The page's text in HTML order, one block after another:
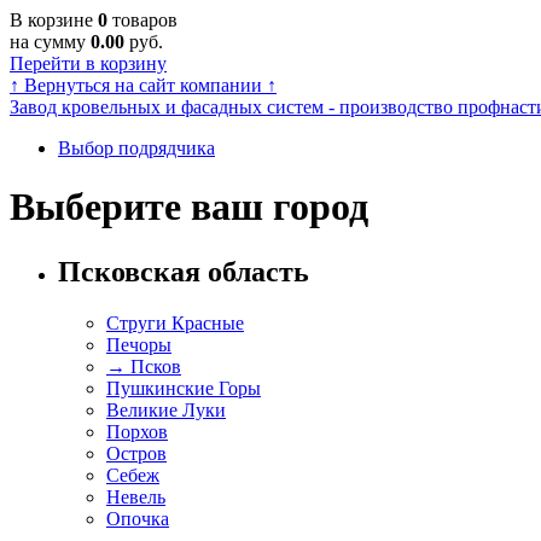
В корзине 0 товаров
на сумму 0.00 руб.
Перейти в корзину
↑ Вернуться на сайт компании ↑
Завод кровельных и фасадных систем - производство
Выбор подрядчика
Выберите ваш город
Псковская область
Струги Красные
Печоры
→ Псков
Пушкинские Горы
Великие Луки
Порхов
Остров
Себеж
Невель
Опочка